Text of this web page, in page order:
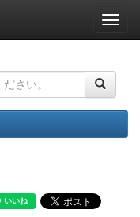
ナ
ビ
ー
ョ
ン